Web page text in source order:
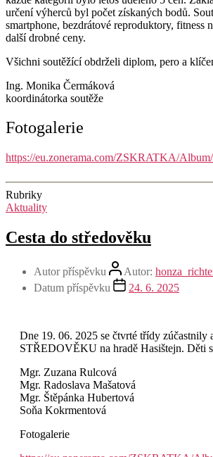
určení výherců byl počet získaných bodů.
smartphone, bezdrátové reproduktory, fitness
další drobné ceny.
Všichni soutěžící obdrželi diplom, pero a
Ing. Monika Čermáková
koordinátorka soutěže
Fotogalerie
https://eu.zonerama.com/ZSKRATKA/
Rubriky
Aktuality
Cesta do středověku
Autor příspěvku Autor:
Datum příspěvku
24. 6. 2025
Dne 19. 06. 2025 se čtvrté třídy zúčastnily
STŘEDOVĚKU na hradě Hasištejn. Děti
Mgr. Zuzana Rulcová
Mgr. Radoslava Mašatová
Mgr. Štěpánka Hubertová
Soňa Kokrmentová
Fotogalerie